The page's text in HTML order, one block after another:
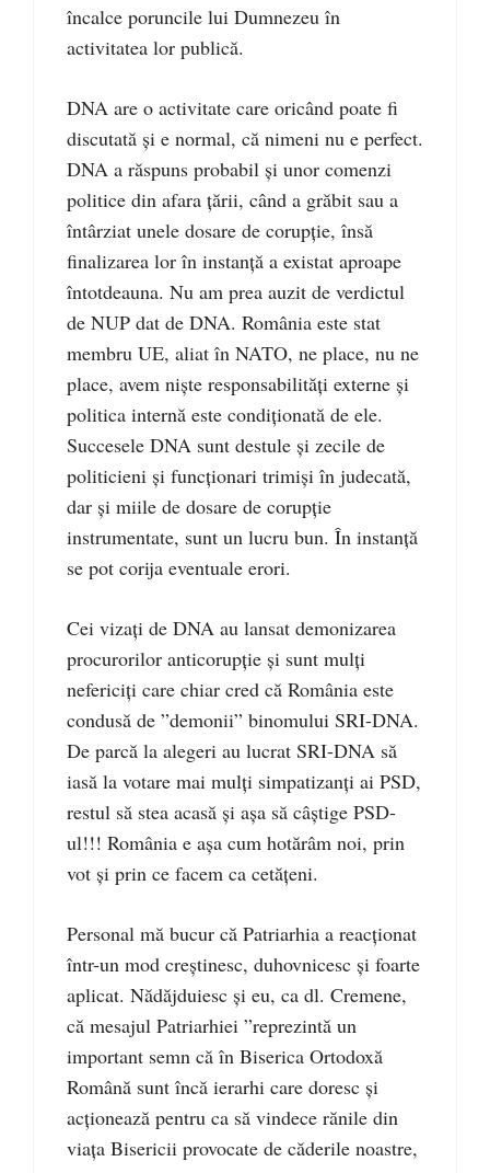
încalce poruncile lui Dumnezeu în
activitatea lor publică.
DNA are o activitate care oricând poate fi
discutată și e normal, că nimeni nu e perfect.
DNA a răspuns probabil și unor comenzi
politice din afara țării, când a grăbit sau a
întârziat unele dosare de corupție, însă
finalizarea lor în instanță a existat aproape
întotdeauna. Nu am prea auzit de verdictul
de NUP dat de DNA. România este stat
membru UE, aliat în NATO, ne place, nu ne
place, avem niște responsabilități externe și
politica internă este condiționată de ele.
Succesele DNA sunt destule și zecile de
politicieni și funcționari trimiși în judecată,
dar și miile de dosare de corupție
instrumentate, sunt un lucru bun. În instanță
se pot corija eventuale erori.
Cei vizați de DNA au lansat demonizarea
procurorilor anticorupție și sunt mulți
nefericiți care chiar cred că România este
condusă de ”demonii” binomului SRI-DNA.
De parcă la alegeri au lucrat SRI-DNA să
iasă la votare mai mulți simpatizanți ai PSD,
restul să stea acasă și așa să câștige PSD-
ul!!! România e așa cum hotărâm noi, prin
vot și prin ce facem ca cetățeni.
Personal mă bucur că Patriarhia a reacționat
într-un mod creștinesc, duhovnicesc și foarte
aplicat. Nădăjduiesc și eu, ca dl. Cremene,
că mesajul Patriarhiei ”reprezintă un
important semn că în Biserica Ortodoxă
Română sunt încă ierarhi care doresc și
acționează pentru ca să vindece rănile din
viața Bisericii provocate de căderile noastre,